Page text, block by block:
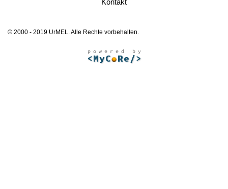
Kontakt
© 2000 - 2019 UrMEL. Alle Rechte vorbehalten.